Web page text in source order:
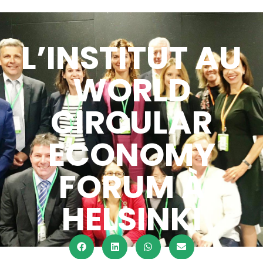
L’INSTITUT AU
WORLD
CIRCULAR
ECONOMY
FORUM À
HELSINKI